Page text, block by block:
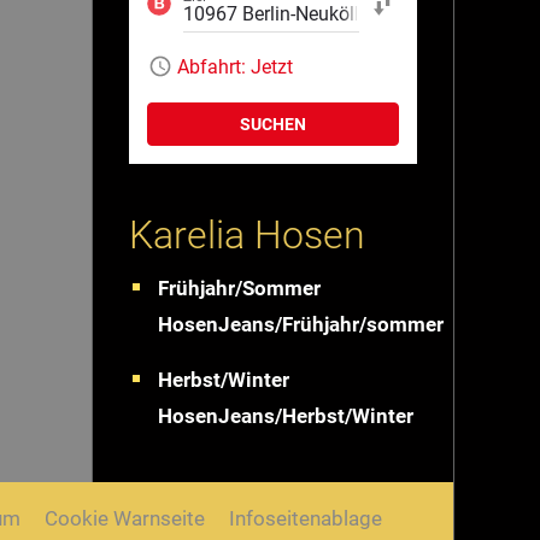
Start und Ziel tauschen
Abfahrt: Jetzt
SUCHEN
Karelia Hosen
Frühjahr/Sommer
HosenJeans/Frühjahr/sommer
Herbst/Winter
HosenJeans/Herbst/Winter
Cookie Warnseite Infoseitenablage